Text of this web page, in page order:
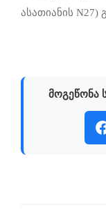
ასათიანის N27)
მოგეწონა